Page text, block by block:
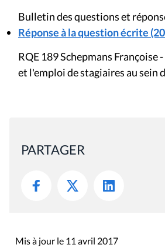
Bulletin des questions et
Réponse à la question écrite
RQE 189 Schepmans Françoise
et l'emploi de stagiaires au sein
PARTAGER
Mis à jour le 11 avril 2017